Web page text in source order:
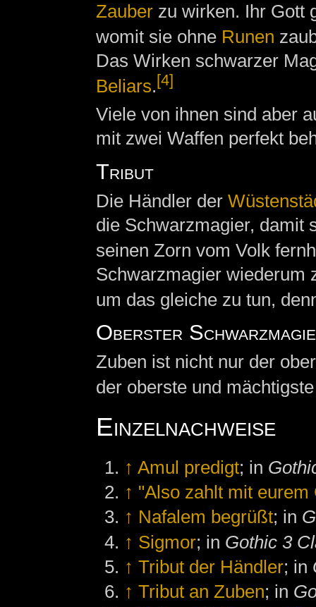
Zauberzu wirken. Ihr Gott
womit sie ohne Runen
Das Wirken schwarzer
Beliars.[4]
Viele von ihnen sind aber
mit zwei Waffen perfekt
Tribut
Die Händler der
die Schwarzmagier, damit
seinen Zorn vom Volk
Schwarzmagier wiederum
um das gleiche zu tun,
Oberster
Zuben ist nicht nur der
der oberste und
Einzelnachweise
↑ Amul predigt; in
↑ "Also zahlt mit eurem
↑ Nafalem begrüßt; in
↑ Sigmor; in Gothic 3
↑ Tribut der Händler; in
↑ Tribut an Zuben; in